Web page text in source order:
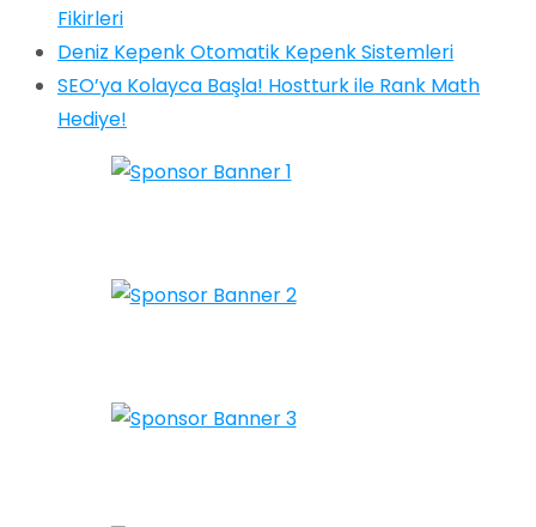
Fikirleri
Deniz Kepenk Otomatik Kepenk Sistemleri
SEO’ya Kolayca Başla! Hostturk ile Rank Math
Hediye!